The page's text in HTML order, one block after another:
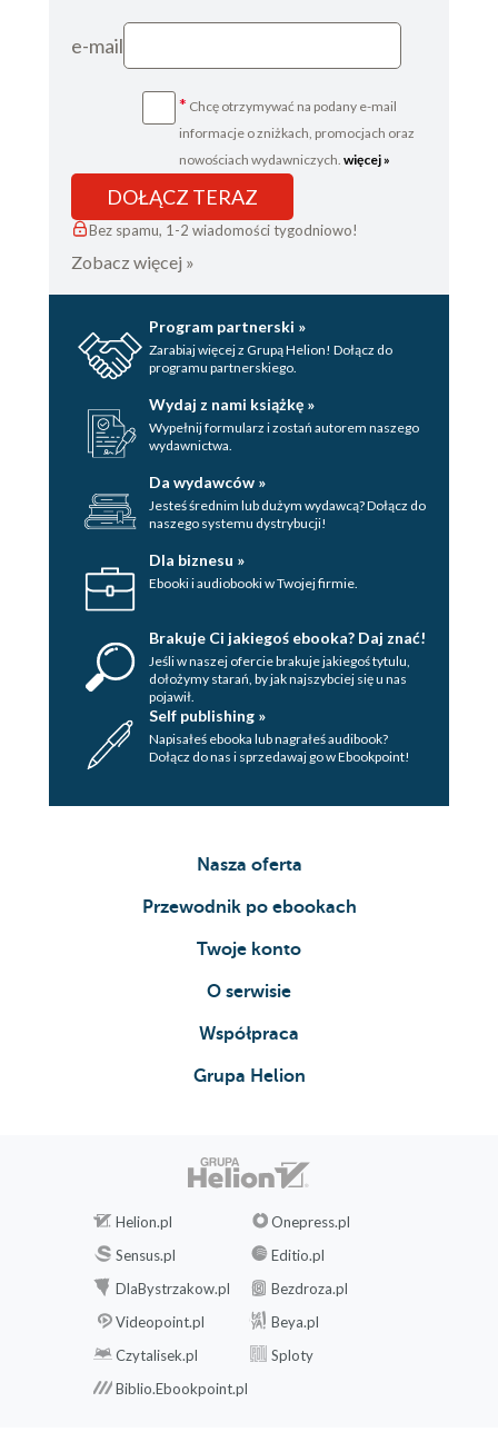
e-mail
* Chcę otrzymywać na podany e-mail
informacje o zniżkach, promocjach oraz
nowościach wydawniczych. więcej »
DOŁĄCZ TERAZ
Bez spamu, 1-2 wiadomości tygodniowo!
Zobacz więcej »
Program partnerski »
Zarabiaj więcej z Grupą Helion! Dołącz do
programu partnerskiego.
Wydaj z nami książkę »
Wypełnij formularz i zostań autorem naszego
wydawnictwa.
Da wydawców »
Jesteś średnim lub dużym wydawcą? Dołącz do
naszego systemu dystrybucji!
Dla biznesu »
Ebooki i audiobooki w Twojej firmie.
Brakuje Ci jakiegoś ebooka? Daj znać!
Jeśli w naszej ofercie brakuje jakiegoś tytulu,
dołożymy starań, by jak najszybciej się u nas
pojawił.
Self publishing »
Napisałeś ebooka lub nagrałeś audibook?
Dołącz do nas i sprzedawaj go w Ebookpoint!
Nasza oferta
Przewodnik po ebookach
Twoje konto
O serwisie
Współpraca
Grupa Helion
Helion.pl
Onepress.pl
Sensus.pl
Editio.pl
DlaBystrzakow.pl
Bezdroza.pl
Videopoint.pl
Beya.pl
Czytalisek.pl
Sploty
Biblio.Ebookpoint.pl